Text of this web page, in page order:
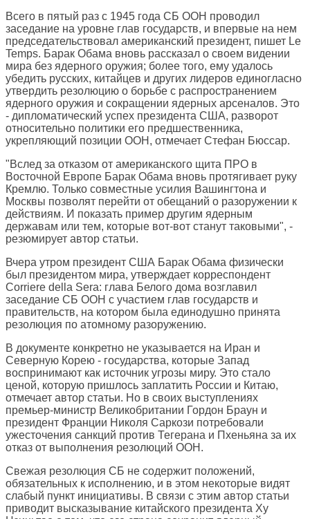
Всего в пятый раз с 1945 года СБ ООН проводил
заседание на уровне глав государств, и впервые на нем
председательствовал американский президент, пишет Le
Temps. Барак Обама вновь рассказал о своем видении
мира без ядерного оружия; более того, ему удалось
убедить русских, китайцев и других лидеров единогласно
утвердить резолюцию о борьбе с распространением
ядерного оружия и сокращении ядерных арсеналов. Это
- дипломатический успех президента США, разворот
относительно политики его предшественника,
укрепляющий позиции ООН, отмечает Стефан Бюссар.
"Вслед за отказом от американского щита ПРО в
Восточной Европе Барак Обама вновь протягивает руку
Кремлю. Только совместные усилия Вашингтона и
Москвы позволят перейти от обещаний о разоружении к
действиям. И показать пример другим ядерным
державам или тем, которые вот-вот станут таковыми", -
резюмирует автор статьи.
Вчера утром президент США Барак Обама физически
был президентом мира, утверждает корреспондент
Corriere della Sera: глава Белого дома возглавил
заседание СБ ООН с участием глав государств и
правительств, на котором была единодушно принята
резолюция по атомному разоружению.
В документе конкретно не указывается на Иран и
Северную Корею - государства, которые Запад
воспринимают как источник угрозы миру. Это стало
ценой, которую пришлось заплатить России и Китаю,
отмечает автор статьи. Но в своих выступлениях
премьер-министр Великобритании Гордон Браун и
президент Франции Николя Саркози потребовали
ужесточения санкций против Тегерана и Пхеньяна за их
отказ от выполнения резолюций ООН.
Свежая резолюция СБ не содержит положений,
обязательных к исполнению, и в этом некоторые видят
слабый пункт инициативы. В связи с этим автор статьи
приводит высказывание китайского президента Ху